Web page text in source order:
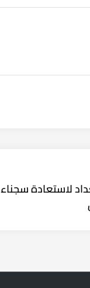
لاستعادة سجناء